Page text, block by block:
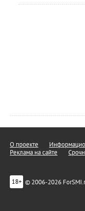
О проекте
Реклама на сайте
18+ © 2006-2026